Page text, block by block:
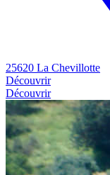
25620 La Chevillotte
Découvrir
Découvrir